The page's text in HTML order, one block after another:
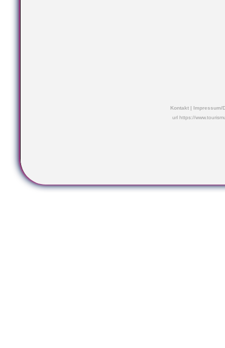
Kontakt| Impressum/
url https://